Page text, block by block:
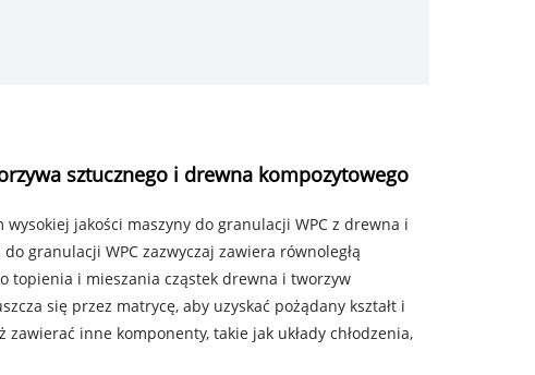
sztucznego i drewna kompozytowego
jakości maszyny do granulacji WPC z drewna i
granulacji WPC zazwyczaj zawiera równoległą
topienia i mieszania cząstek drewna i tworzyw
się przez matrycę, aby uzyskać pożądany kształt i
inne komponenty, takie jak układy chłodzenia,